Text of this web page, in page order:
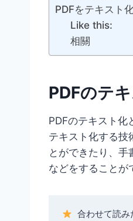
PDFをテキスト
Like this:
相關
PDFのテ
PDFのテキスト化
テキスト化する技
とができたり、
などをすることが
合わせて読み